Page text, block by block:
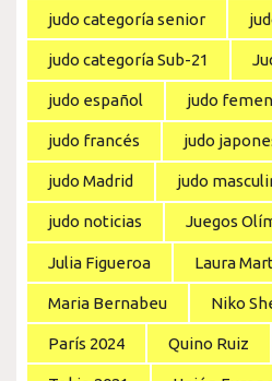
judo categoría senior
judo categoría Sub-21
judo español judo
judo francés judo
judo Madrid judo
judo noticias Juegos
Julia Figueroa Laura
Maria Bernabeu Niko
París 2024 Quino Ruiz